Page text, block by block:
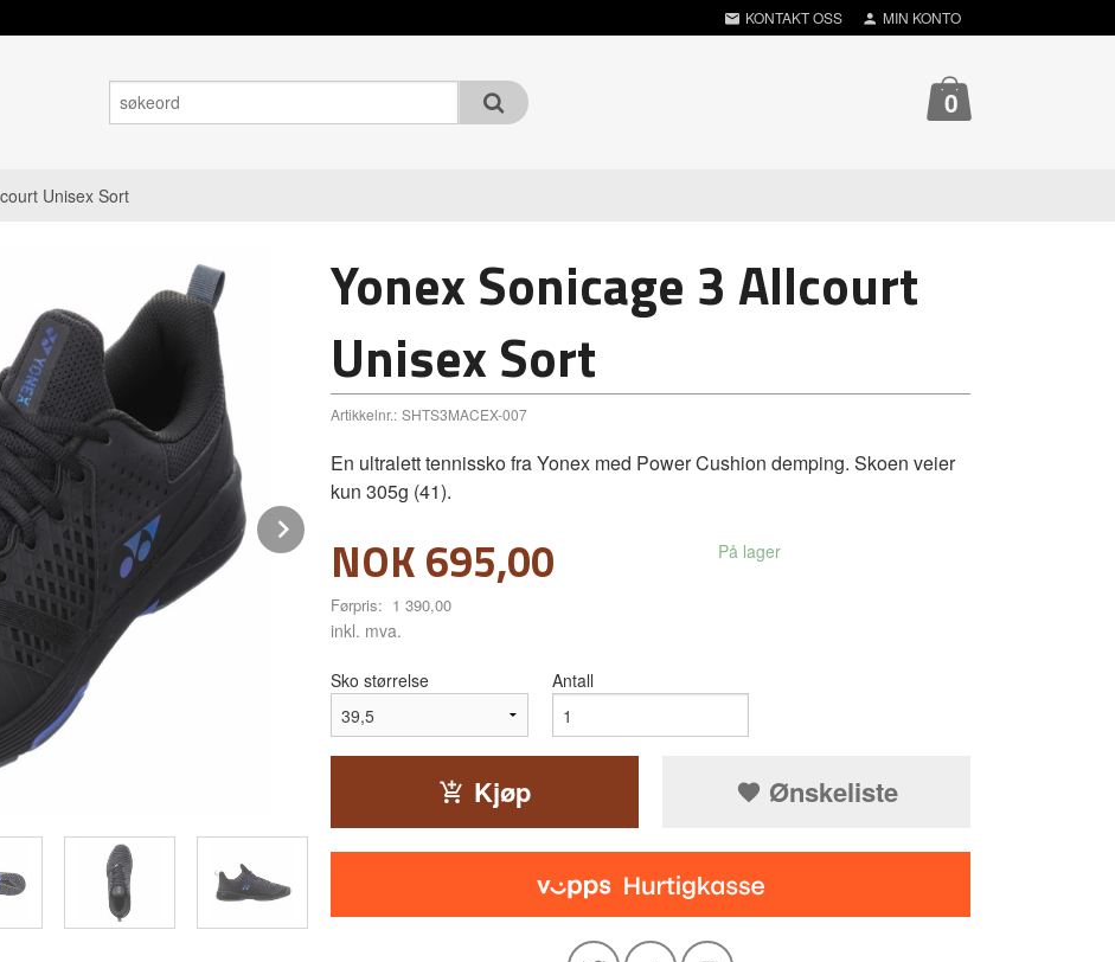
KONTAKT OSS MIN KONTO
0
Unisex Sort
Yonex Sonicage 3 Allcourt
Unisex Sort
Artikkelnr.: SHTS3MACEX-007
En ultralett tennissko fra Yonex med Power Cushion demping. Skoen veier
kun 305g (41).
Tilbud
NOK695,00
Førpris: 1 390,00
Rabatt
inkl. mva.
På lager
Sko størrelse Antall
Kjøp Ønskeliste